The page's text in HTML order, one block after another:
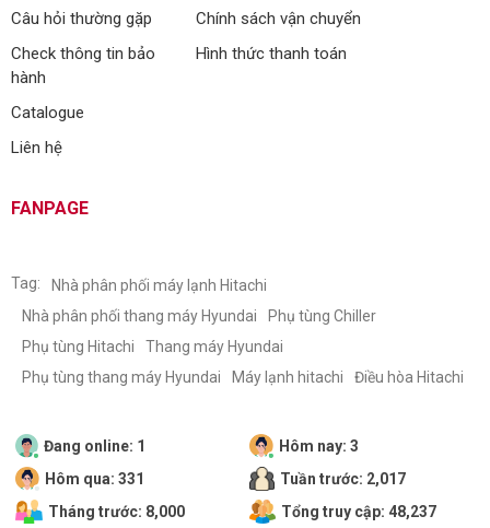
Câu hỏi thường gặp
Check thông tin bảo
hành
Catalogue
Liên hệ
Chính sách vận chuyển
Hình thức thanh toán
FANPAGE
Tag:
Nhà phân phối máy lạnh Hitachi
Nhà phân phối thang máy Hyundai
Phụ tùng Chiller
Phụ tùng Hitachi
Thang máy Hyundai
Phụ tùng thang máy Hyundai
Máy lạnh hitachi Điều hòa Hitachi
Đang online: 1
Hôm nay: 3
Hôm qua: 331
Tuần trước: 2,017
Tháng trước: 8,000
Tổng truy cập: 48,237